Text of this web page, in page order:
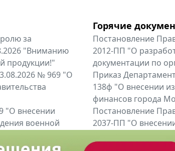
за
"Вниманию
продукции!"
№ 969 "О
"О внесении
военной
Горячие
Постановление
2012-ПП "О
документации по
Приказ
138ф "О внесении
финансов города
Постановление
2037-ПП "О
Правительства
Все региональные